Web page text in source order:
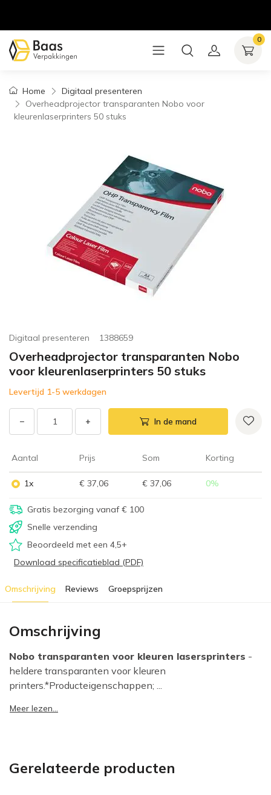
0
Home
Digitaal presenteren
Overheadprojector transparanten Nobo voor
kleurenlaserprinters 50 stuks
Digitaal presenteren 1388659
Overheadprojector transparanten Nobo
voor kleurenlaserprinters 50 stuks
Levertijd 1-5 werkdagen
− + In de mand
Aantal Prijs Som Korting
1x € 37,06 € 37,06 0%
Gratis bezorging vanaf € 100
Snelle verzending
Beoordeeld met een 4,5+
Download specificatieblad (PDF)
Omschrijving Reviews Groepsprijzen
Omschrijving
Nobo transparanten voor kleuren lasersprinters -
heldere transparanten voor kleuren
printers.*Producteigenschappen; ...
Meer lezen...
Gerelateerde producten